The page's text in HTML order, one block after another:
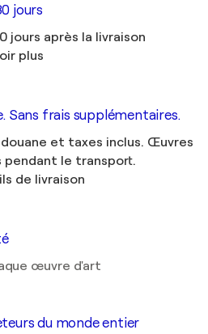
jours
jours après la livraison
plus
Sans frais supplémentaires.
et taxes inclus. Œuvres
pendant le transport.
de livraison
œuvre d'art
du monde entier